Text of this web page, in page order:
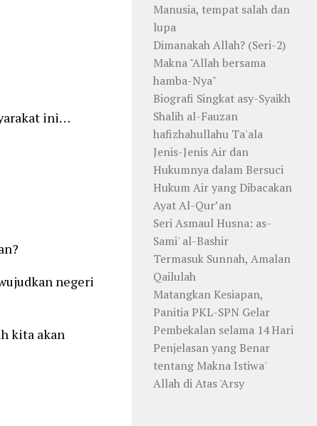
ini…
negeri
kita akan
Manusia, tempat salah dan
lupa
Dimanakah Allah? (Seri-2)
Makna "Allah bersama
hamba-Nya"
Biografi Singkat asy-Syaikh
Shalih al-Fauzan
hafizhahullahu Ta'ala
Jenis-Jenis Air dan
Hukumnya dalam Bersuci
Hukum Air yang Dibacakan
Ayat Al-Qur’an
Seri Asmaul Husna: as-
Sami' al-Bashir
Termasuk Sunnah, Amalan
Qailulah
Matangkan Kesiapan,
Panitia PKL-SPN Gelar
Pembekalan selama 14 Hari
Penjelasan yang Benar
tentang Makna Istiwa'
Allah di Atas 'Arsy